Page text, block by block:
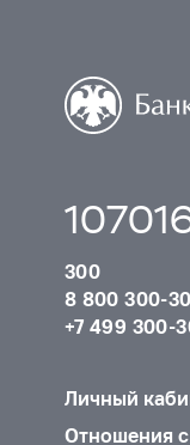
300
8 800 300-
+7 499 300-
Личный
Отношения